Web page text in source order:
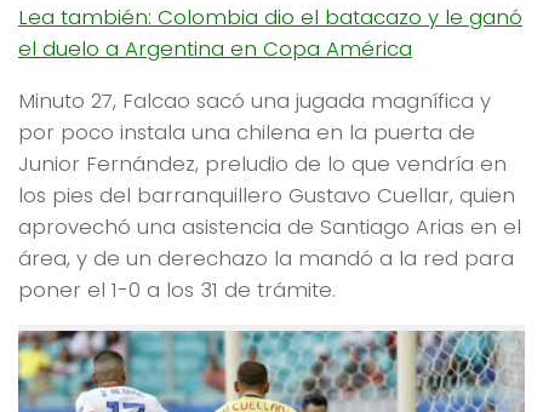
Lea también: Colombia dio el batacazo y le ganó
el duelo a Argentina en Copa América
Minuto 27, Falcao sacó una jugada magnífica y
por poco instala una chilena en la puerta de
Junior Fernández, preludio de lo que vendría en
los pies del barranquillero Gustavo Cuellar, quien
aprovechó una asistencia de Santiago Arias en el
área, y de un derechazo la mandó a la red para
poner el 1-0 a los 31 de trámite.